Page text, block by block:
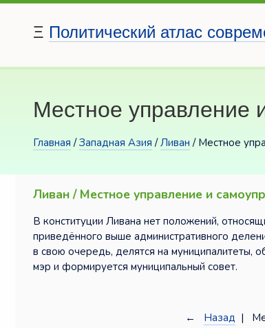
Ξ Политический атлас
Местное управление
Главная /Западная Азия /Ливан / Местное
Ливан / Местное управление и
В конституции Ливана нет положений,
приведённого выше административного
в свою очередь, делятся на муниципалитеты,
мэр и формируется муниципальный совет.
← Назад |